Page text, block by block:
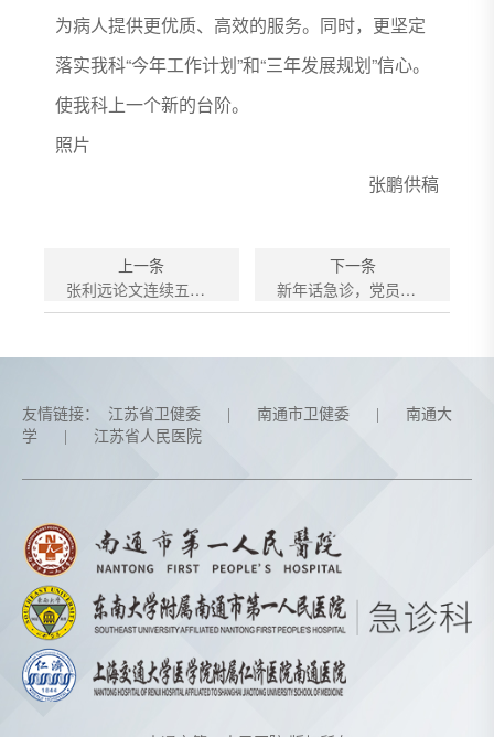
为病人提供更优质、高效的服务。同时，更坚定
落实我科“今年工作计划”和“三年发展规划”信心。
使我科上一个新的台阶。
照片
张鹏供稿
上一条
张利远论文连续五年在全国急诊大会上作学术报告
下一条
新年话急诊，党员作表率
友情链接： 江苏省卫健委 南通市卫健委
南通大
学
江苏省人民医院